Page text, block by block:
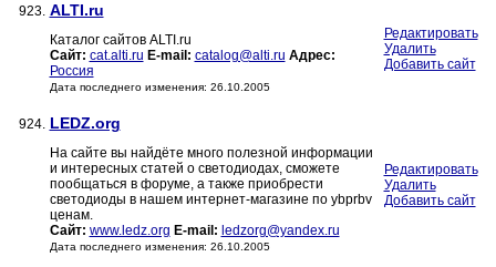
923. ALTI.ru
Каталог сайтов ALTI.ru
Сайт: cat.alti.ru E-mail: catalog@alti.ru Адрес:
Россия
Дата последнего изменения: 26.10.2005
Редактировать
Удалить
Добавить сайт
924. LEDZ.org
На сайте вы найдёте много полезной информации
и интересных статей о светодиодах, сможете
пообщаться в форуме, а также приобрести
светодиоды в нашем интернет-магазине по ybprbv
ценам.
Сайт: www.ledz.org E-mail: ledzorg@yandex.ru
Дата последнего изменения: 26.10.2005
Редактировать
Удалить
Добавить сайт